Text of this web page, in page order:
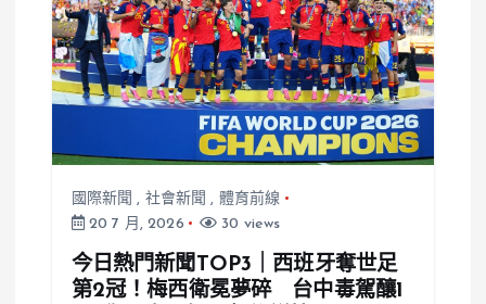
國際新聞 , 社會新聞 , 體育前線
20 7 月, 2026
30 views
今日熱門新聞TOP3｜西班牙奪世足
第2冠！梅西衛冕夢碎 台中毒駕釀1